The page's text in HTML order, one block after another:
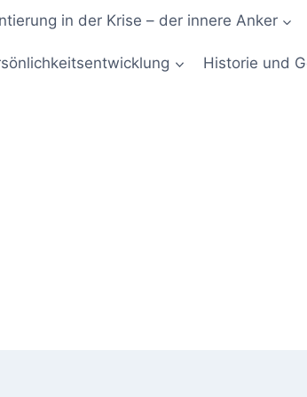
in der Krise – der innere Anker
Historie und